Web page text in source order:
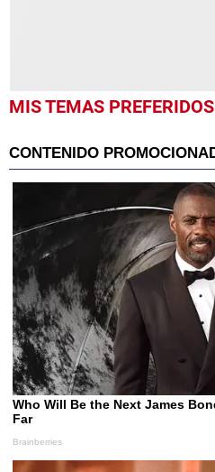
MIS TEMAS PREFERIDOS